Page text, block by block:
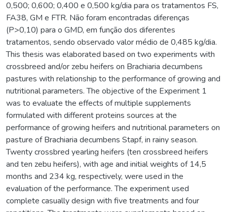
0,500; 0,600; 0,400 e 0,500 kg/dia para os tratamentos FS,
FA38, GM e FTR. Não foram encontradas diferenças
(P>0,10) para o GMD, em função dos diferentes
tratamentos, sendo observado valor médio de 0,485 kg/dia.
This thesis was elaborated based on two experiments with
crossbreed and/or zebu heifers on Brachiaria decumbens
pastures with relationship to the performance of growing and
nutritional parameters. The objective of the Experiment 1
was to evaluate the effects of multiple supplements
formulated with different proteins sources at the
performance of growing heifers and nutritional parameters on
pasture of Brachiaria decumbens Stapf, in rainy season.
Twenty crossbred yearling heifers (ten crossbreed heifers
and ten zebu heifers), with age and initial weights of 14,5
months and 234 kg, respectively, were used in the
evaluation of the performance. The experiment used
complete casually design with five treatments and four